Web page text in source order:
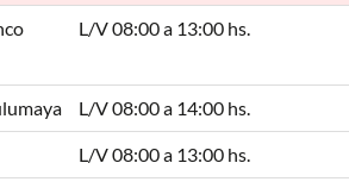
L/V 08:00 a 13:00 hs.
L/V 08:00 a 14:00 hs.
L/V 08:00 a 13:00 hs.